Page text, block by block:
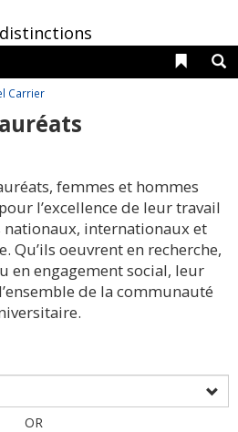
Liens
Carrier
femmes et hommes
l’excellence de leur travail
nationaux, internationaux et
Qu’ils oeuvrent en recherche,
en engagement social, leur
de la communauté
OR